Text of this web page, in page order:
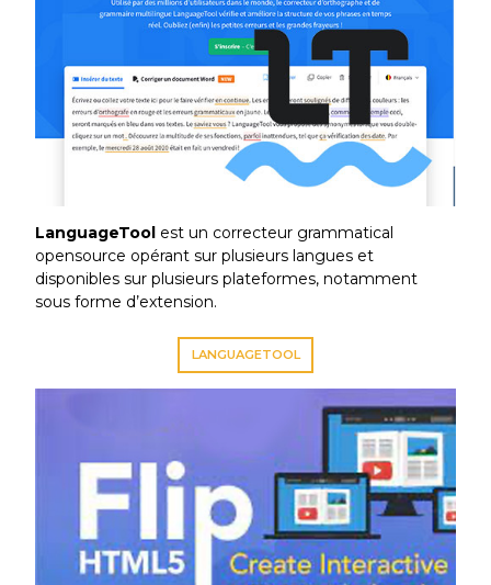
LanguageTool est un correcteur grammatical
opensource opérant sur plusieurs langues et
disponibles sur plusieurs plateformes, notamment
sous forme d’extension.
LANGUAGETOOL